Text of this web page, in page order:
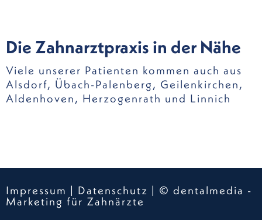
Die Zahnarztpraxis in der Nähe
Viele unserer Patienten kommen auch aus
Alsdorf, Übach-Palenberg, Geilenkirchen,
Aldenhoven, Herzogenrath und Linnich
Impressum | Datenschutz | © dentalmedia -
Marketing für Zahnärzte